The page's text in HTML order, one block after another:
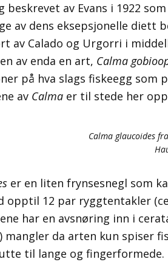
beskrevet av Evans i 1922
av dens eksepsjonelle diett
av Calado og Urgorri i
av enda en art, Calma
på hva slags fiskeegg som
av Calma er til stede her
Calma glaucoides
er en liten frynsesnegl som
opptil 12 par ryggtentakler
har en avsnøring inn i
mangler da arten kun spiser
til lange og